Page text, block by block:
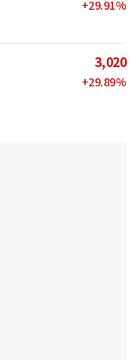
+29.91%
3,020
+29.89%